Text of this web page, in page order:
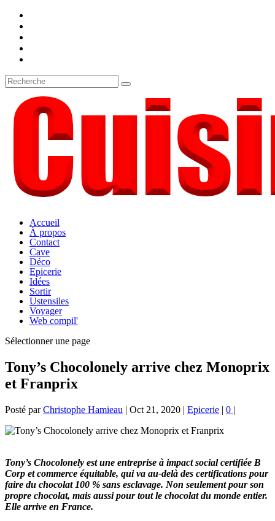
Accueil
À propos
Contact
Cave
Déco
Epicerie
Idées
Sortir
Ustensiles
Voyager
Web compil'
Sélectionner une page
Tony’s Chocolonely arrive chez Monoprix
et Franprix
Posté parChristophe Hamieau | Oct 21, 2020 | Epicerie | 0 |
Tony’s Chocolonely est une entreprise à impact social certifiée B
Corp et commerce équitable, qui va au-delà des certifications pour
faire du chocolat 100 % sans esclavage. Non seulement pour son
propre chocolat, mais aussi pour tout le chocolat du monde entier.
Elle arrive en France.